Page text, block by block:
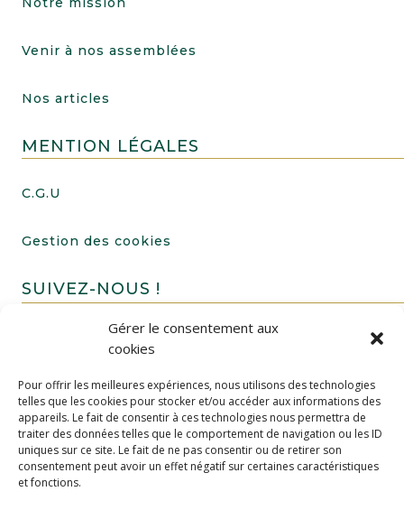
Gérer le consentement aux
cookies
Pour offrir les meilleures expériences, nous utilisons des technologies
telles que les cookies pour stocker et/ou accéder aux informations des
appareils. Le fait de consentir à ces technologies nous permettra de
traiter des données telles que le comportement de navigation ou les ID
uniques sur ce site. Le fait de ne pas consentir ou de retirer son
consentement peut avoir un effet négatif sur certaines caractéristiques
et fonctions.
Venir à nos assemblées
Nos articles
MENTION LÉGALES
C.G.U
Gestion des cookies
SUIVEZ-NOUS !
FAIRE UN DON